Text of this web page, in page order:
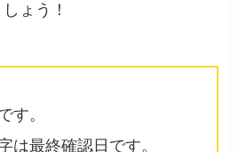
ょう！
す。
は最終確認日です。